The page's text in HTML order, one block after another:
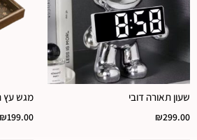
שעון תאורה דובי
₪299.00
מגש עץ
₪199.00